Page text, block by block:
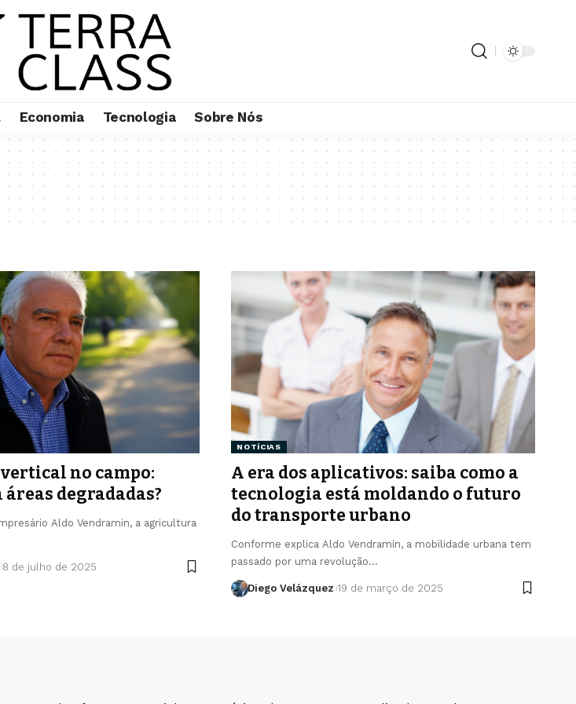
Economia Tecnologia Sobre Nós
no campo:
degradadas?
Aldo Vendramin, a agricultura
8 de julho de 2025
NOTÍCIAS
A era dos aplicativos: saiba como a
tecnologia está moldando o futuro
do transporte urbano
Conforme explica Aldo Vendramin, a mobilidade urbana tem
passado por uma revolução…
Diego Velázquez 19 de março de 2025